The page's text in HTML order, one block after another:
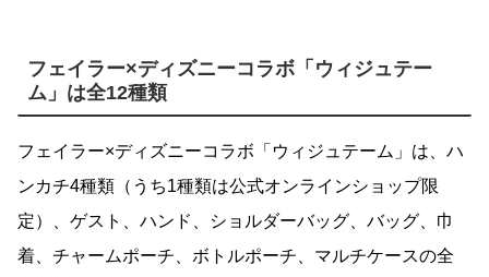
フェイラー×ディズニーコラボ「ウィジュテー
ム」は全12種類
フェイラー×ディズニーコラボ「ウィジュテーム」は、ハ
ンカチ4種類（うち1種類は公式オンラインショップ限
定）、ゲスト、ハンド、ショルダーバッグ、バッグ、巾
着、チャームポーチ、ボトルポーチ、マルチケースの全